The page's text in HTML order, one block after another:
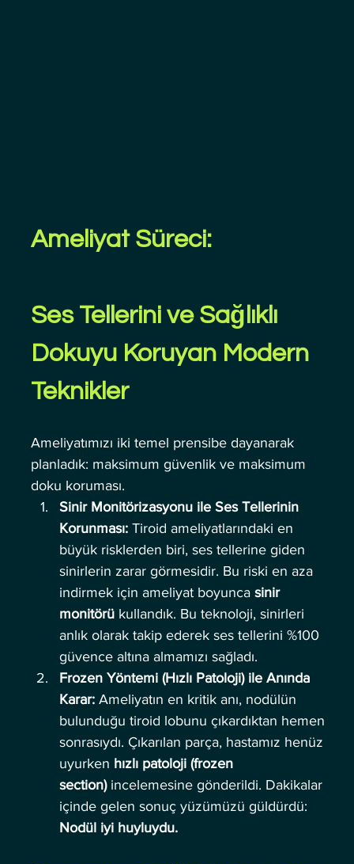
Ameliyat Süreci:
Ses Tellerini ve Sağlıklı
Dokuyu Koruyan Modern
Teknikler
Ameliyatımızı iki temel prensibe dayanarak
planladık: maksimum güvenlik ve maksimum
doku koruması.
Sinir Monitörizasyonu ile Ses Tellerinin
Korunması: Tiroid ameliyatlarındaki en
büyük risklerden biri, ses tellerine giden
sinirlerin zarar görmesidir. Bu riski en aza
indirmek için ameliyat boyunca sinir
monitörü kullandık. Bu teknoloji, sinirleri
anlık olarak takip ederek ses tellerini %100
güvence altına almamızı sağladı.
Frozen Yöntemi (Hızlı Patoloji) ile Anında
Karar: Ameliyatın en kritik anı, nodülün
bulunduğu tiroid lobunu çıkardıktan hemen
sonrasıydı. Çıkarılan parça, hastamız henüz
uyurken hızlı patoloji (frozen
section) incelemesine gönderildi. Dakikalar
içinde gelen sonuç yüzümüzü güldürdü:
Nodül iyi huyluydu.